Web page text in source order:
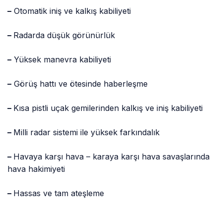
– Otomatik iniş ve kalkış kabiliyeti
– Radarda düşük görünürlük
– Yüksek manevra kabiliyeti
– Görüş hattı ve ötesinde haberleşme
– Kısa pistli uçak gemilerinden kalkış ve iniş kabiliyeti
– Milli radar sistemi ile yüksek farkındalık
– Havaya karşı hava – karaya karşı hava savaşlarında
hava hakimiyeti
– Hassas ve tam ateşleme